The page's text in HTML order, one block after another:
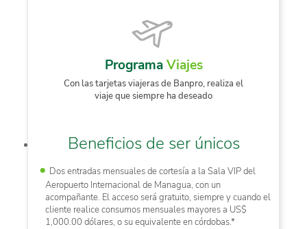
ProgramaViajes
Con las tarjetas viajeras de Banpro, realiza el
viaje que siempre ha deseado
Beneficios de ser únicos
Dos entradas mensuales de cortesía a la Sala VIP del
Aeropuerto Internacional de Managua, con un
acompañante. El acceso será gratuito, siempre y cuando el
cliente realice consumos mensuales mayores a US$
1,000.00 dólares, o su equivalente en córdobas.*